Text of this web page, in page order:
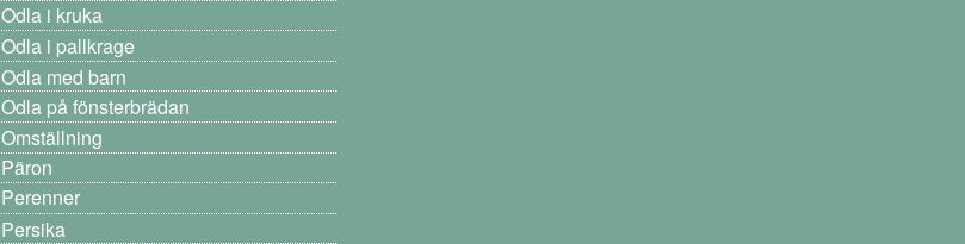
Odla i kruka
Odla i pallkrage
Odla med barn
Odla på fönsterbrädan
Omställning
Päron
Perenner
Persika